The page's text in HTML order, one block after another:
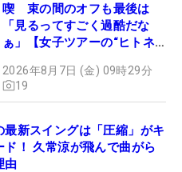
喫 束の間のオフも最後は
「見るってすごく過酷だな
ぁ」【女子ツアーの“ヒトネ
2026年8月7日 (金) 09時29分
19
最新スイングは「圧縮」がキ
ド！ 久常涼が飛んで曲がら
由